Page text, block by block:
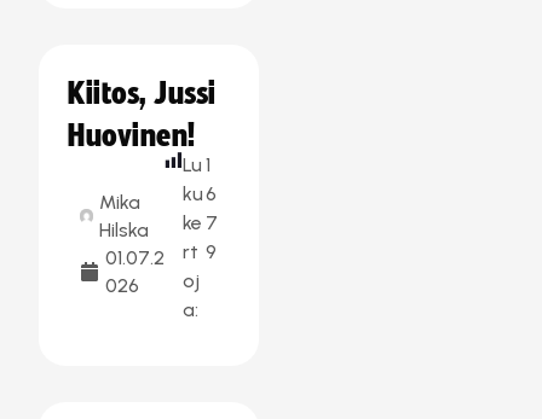
Kiitos, Jussi
Huovinen!
Mika
Hilska
01.07.2
026
Lu
ku
ke
rt
oj
a:
1
6
7
9